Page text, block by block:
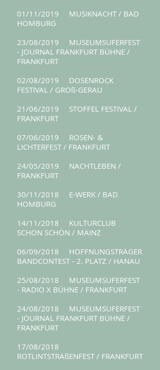
01/11/2019 MUSIKNACHT / BAD
HOMBURG
23/08/2019 MUSEUMSUFERFEST
- JOURNAL FRANKFURT BÜHNE /
FRANKFURT
02/08/2019 DOSENROCK
FESTIVAL / GROß-GERAU
21/06/2019 STOFFEL FESTIVAL /
FRANKFURT
07/06/2019 ROSEN- &
LICHTERFEST / FRANKFURT
24/05/2019 NACHTLEBEN /
FRANKFURT
30/11/2018 E-WERK / BAD
HOMBURG
14/11/2018 KULTURCLUB
SCHON SCHÖN / MAINZ
06/09/2018 HOFFNUNGSTRÄGER
BANDCONTEST - 2. PLATZ / HANAU
25/08/2018 MUSEUMSUFERFEST
- RADIO X BÜHNE / FRANKFURT
24/08/2018 MUSEUMSUFERFEST
- JOURNAL FRANKFURT BÜHNE /
FRANKFURT
17/08/2018
ROTLINTSTRAßENFEST / FRANKFURT